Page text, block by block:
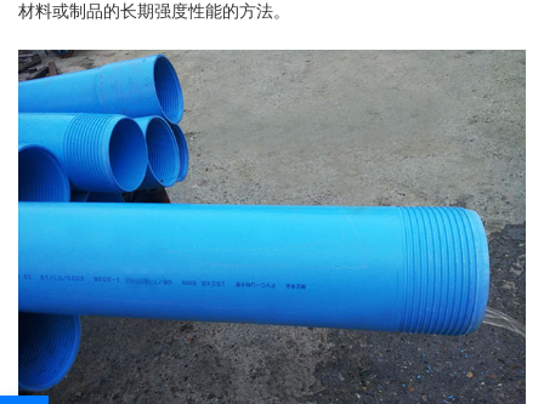
材料或制品的长期强度性能的方法。